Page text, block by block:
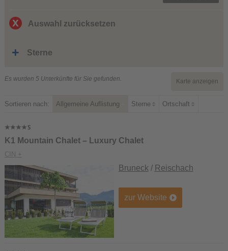
Auswahl zurücksetzen
Sterne
Karte anzeigen
Es wurden 5 Unterkünfte für Sie gefunden.
Sortieren nach: Allgemeine Auflistung Sterne Ortschaft
K1 Mountain Chalet – Luxury Chalet
CIN +
Bruneck / Reischach
zur Website